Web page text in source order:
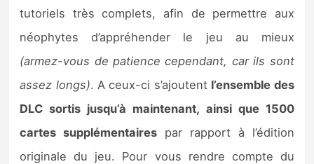
tutoriels très complets, afin de permettre aux
néophytes d’appréhender le jeu au mieux
(armez-vous de patience cependant, car ils sont
assez longs). A ceux-ci s’ajoutent l’ensemble des
DLC sortis jusqu’à maintenant, ainsi que 1500
cartes supplémentaires par rapport à l’édition
originale du jeu. Pour vous rendre compte du